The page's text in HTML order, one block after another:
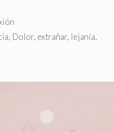
, Dolor, extrañar, lejanía,